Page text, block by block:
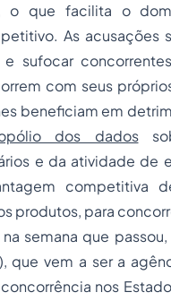
o que facilita o
As acusações
sufocar
com seus
beneficiam em
dos dados
e da atividade de
competitiva
produtos, para
semana que
que vem a ser a
nos